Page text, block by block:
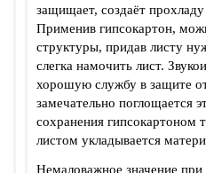
защищает, создаёт
Применив гипсокартон,
структуры, придав листу
слегка намочить лист.
хорошую службу в защите
замечательно поглощается
сохранения гипсокартоном
листом укладывается
Немаловажное значение